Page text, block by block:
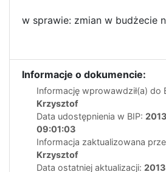
w sprawie: zmian w budżecie
Informacje o dokumencie:
Informację wprowawdził(a) do
Krzysztof
Data udostępnienia w BIP:
09:01:03
Informacja zaktualizowana
Krzysztof
Data ostatniej aktualizacji: